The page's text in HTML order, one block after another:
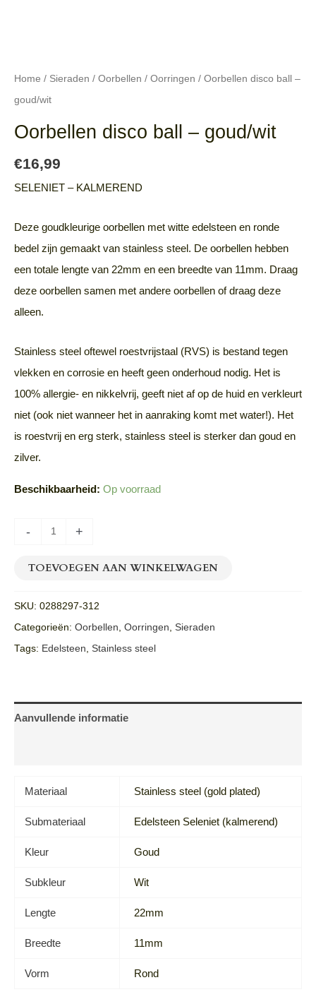
Home / Sieraden / Oorbellen / Oorringen / Oorbellen disco ball –
goud/wit
Oorbellen disco ball – goud/wit
€16,99
SELENIET – KALMEREND
Deze goudkleurige oorbellen met witte edelsteen en ronde
bedel zijn gemaakt van stainless steel. De oorbellen hebben
een totale lengte van 22mm en een breedte van 11mm. Draag
deze oorbellen samen met andere oorbellen of draag deze
alleen.
Stainless steel oftewel roestvrijstaal (RVS) is bestand tegen
vlekken en corrosie en heeft geen onderhoud nodig. Het is
100% allergie- en nikkelvrij, geeft niet af op de huid en verkleurt
niet (ook niet wanneer het in aanraking komt met water!). Het
is roestvrij en erg sterk, stainless steel is sterker dan goud en
zilver.
Beschikbaarheid: Op voorraad
- +
TOEVOEGEN AAN WINKELWAGEN
SKU: 0288297-312
Categorieën: Oorbellen, Oorringen, Sieraden
Tags: Edelsteen, Stainless steel
Aanvullende informatie
Materiaal Stainless steel (gold plated)
Submateriaal Edelsteen Seleniet (kalmerend)
Kleur Goud
Subkleur Wit
Lengte 22mm
Breedte 11mm
Vorm Rond